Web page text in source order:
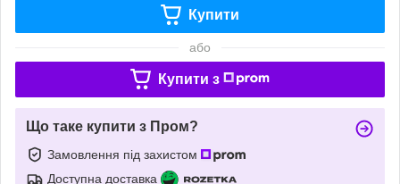
Купити
або
Купити з
Що таке купити з Пром?
Замовлення під захистом
Доступна доставка